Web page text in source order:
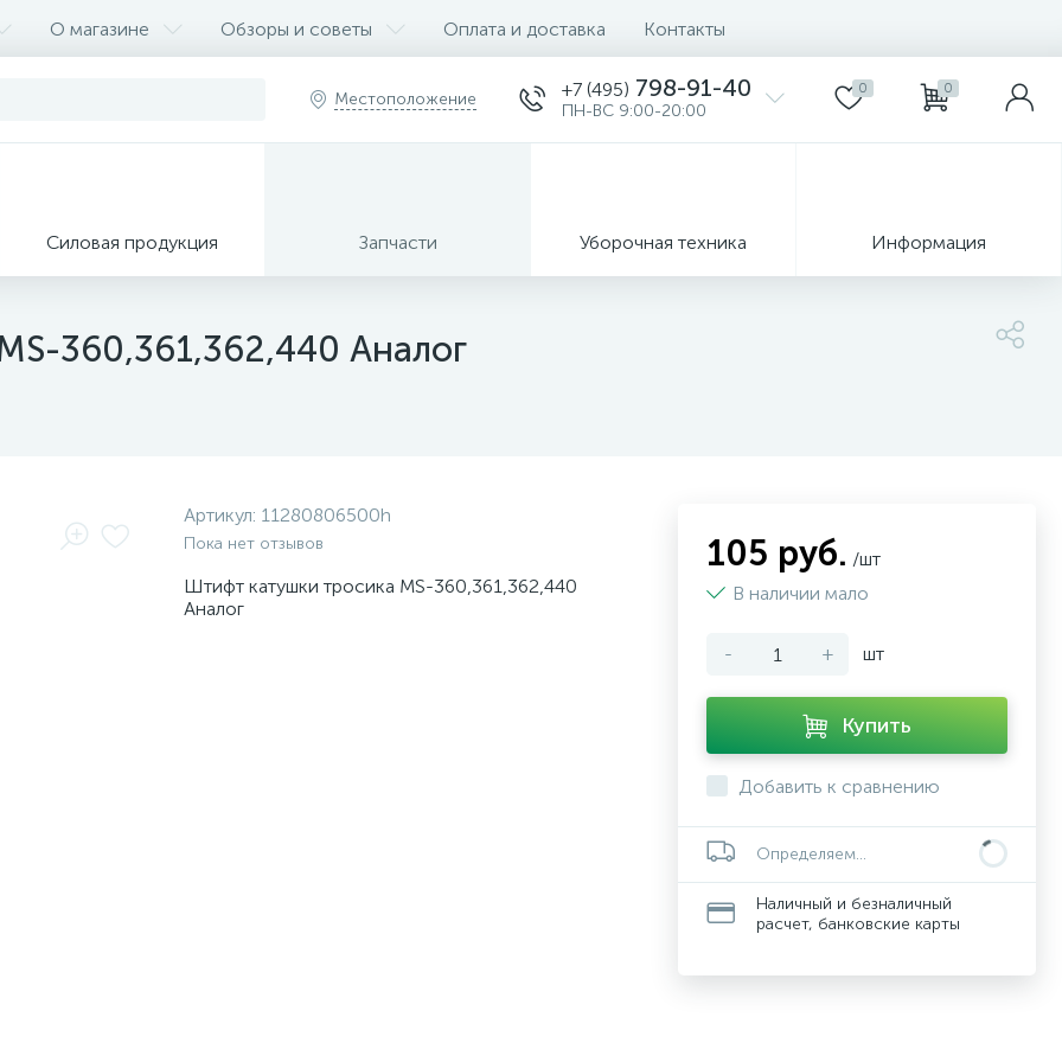
О магазине Обзоры и советы Оплата и доставка Контакты
Местоположение +7 (495) 798-91-40
ПН-ВС 9:00-20:00
0 0
Силовая продукция Запчасти Уборочная техника Информация
360,361,362,440 Аналог
Артикул: 11280806500h
Пока нет отзывов
Штифт катушки тросика MS-360,361,362,440
Аналог
105 руб. /шт
В наличии мало
- + шт
Купить
Добавить к сравнению
Определяем...
Наличный и безналичный
расчет, банковские карты